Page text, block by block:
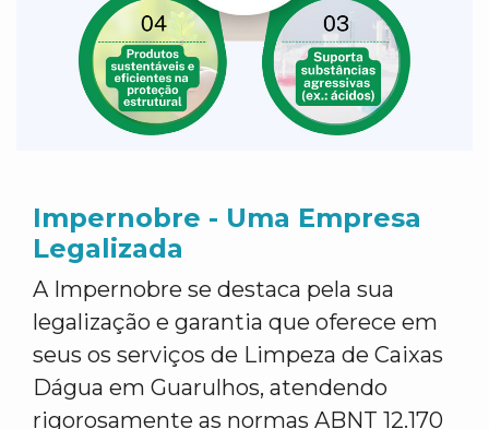
Impernobre - Uma Empresa
Legalizada
A Impernobre se destaca pela sua
legalização e garantia que oferece em
seus os serviços de Limpeza de Caixas
Dágua em Guarulhos, atendendo
rigorosamente as normas ABNT 12.170